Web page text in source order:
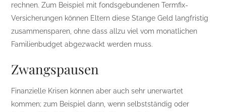
rechnen. Zum Beispiel mit fondsgebundenen Termfix-
Versicherungen können Eltern diese Stange Geld langfristig
zusammensparen, ohne dass allzu viel vom monatlichen
Familienbudget abgezwackt werden muss.
Zwangspausen
Finanzielle Krisen können aber auch sehr unerwartet
kommen; zum Beispiel dann, wenn selbstständig oder